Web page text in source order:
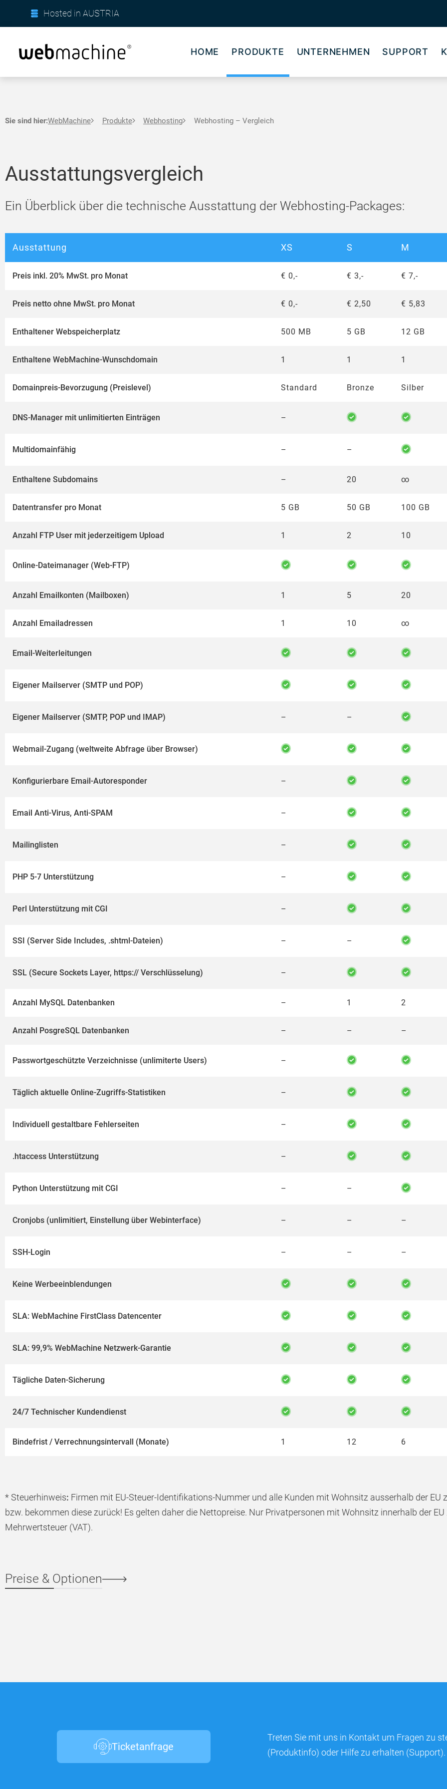
Hosted in AUSTRIA
HOME PRODUKTE UNTERNEHMEN SUPPORT
Sie sind hier:WebMachine Produkte Webhosting Webhosting – Vergleich
Ausstattungsvergleich
Ein Überblick über die technische Ausstattung der Webhosting-Packages:
Ausstattung XS S M
Preis inkl. 20% MwSt. pro Monat € 0,- € 3,- € 7,-
Preis netto ohne MwSt. pro Monat € 0,- € 2,50 € 5,83
Enthaltener Webspeicherplatz 500 MB 5 GB 12 GB
Enthaltene WebMachine-Wunschdomain 1 1 1
Domainpreis-Bevorzugung (Preislevel) Standard Bronze Silber
DNS-Manager mit unlimitierten Einträgen –
Multidomainfähig – –
Enthaltene Subdomains – 20 ∞
Datentransfer pro Monat 5 GB 50 GB 100 GB
Anzahl FTP User mit jederzeitigem Upload 1 2 10
Online-Dateimanager (Web-FTP)
Anzahl Emailkonten (Mailboxen) 1 5 20
Anzahl Emailadressen 1 10 ∞
Email-Weiterleitungen
Eigener Mailserver (SMTP und POP)
Eigener Mailserver (SMTP, POP und IMAP) – –
Webmail-Zugang (weltweite Abfrage über Browser)
Konfigurierbare Email-Autoresponder –
Email Anti-Virus, Anti-SPAM –
Mailinglisten –
PHP 5-7 Unterstützung –
Perl Unterstützung mit CGI –
SSI (Server Side Includes, .shtml-Dateien) – –
SSL (Secure Sockets Layer, https:// Verschlüsselung) –
Anzahl MySQL Datenbanken – 1 2
Anzahl PosgreSQL Datenbanken – – –
Passwortgeschützte Verzeichnisse (unlimiterte Users) –
Täglich aktuelle Online-Zugriffs-Statistiken –
Individuell gestaltbare Fehlerseiten –
.htaccess Unterstützung –
Python Unterstützung mit CGI – –
Cronjobs (unlimitiert, Einstellung über Webinterface) – – –
SSH-Login – – –
Keine Werbeeinblendungen
SLA: WebMachine FirstClass Datencenter
SLA: 99,9% WebMachine Netzwerk-Garantie
Tägliche Daten-Sicherung
24/7 Technischer Kundendienst
Bindefrist / Verrechnungsintervall (Monate) 1 12 6
* Steuerhinweis: Firmen mit EU-Steuer-Identifikations-Nummer und alle Kunden mit Wohnsitz ausserhalb der EU
bzw. bekommen diese zurück! Es gelten daher die Nettopreise. Nur Privatpersonen mit Wohnsitz innerhalb der
Mehrwertsteuer (VAT).
Preise & Optionen
Ticketanfrage
Treten Sie mit uns in Kontakt um Fragen zu
(Produktinfo) oder Hilfe zu erhalten (Support).